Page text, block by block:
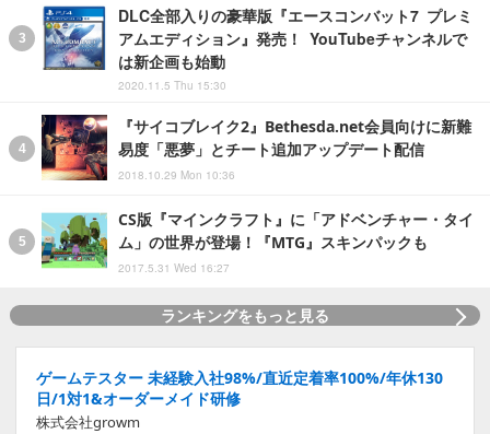
DLC全部入りの豪華版『エースコンバット7 プレミ
アムエディション』発売！ YouTubeチャンネルで
は新企画も始動
2020.11.5 Thu 15:30
『サイコブレイク2』Bethesda.net会員向けに新難
易度「悪夢」とチート追加アップデート配信
2018.10.29 Mon 10:36
CS版『マインクラフト』に「アドベンチャー・タイ
ム」の世界が登場！『MTG』スキンパックも
2017.5.31 Wed 16:27
ランキングをもっと見る
ゲームテスター 未経験入社98%/直近定着率100%/年休130
日/1対1&オーダーメイド研修
株式会社growm